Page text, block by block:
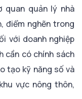
quan quản lý nhà
điểm nghẽn trong
với doanh nghiệp
cần có chính sách
tạo kỹ năng số và
vực nông thôn,